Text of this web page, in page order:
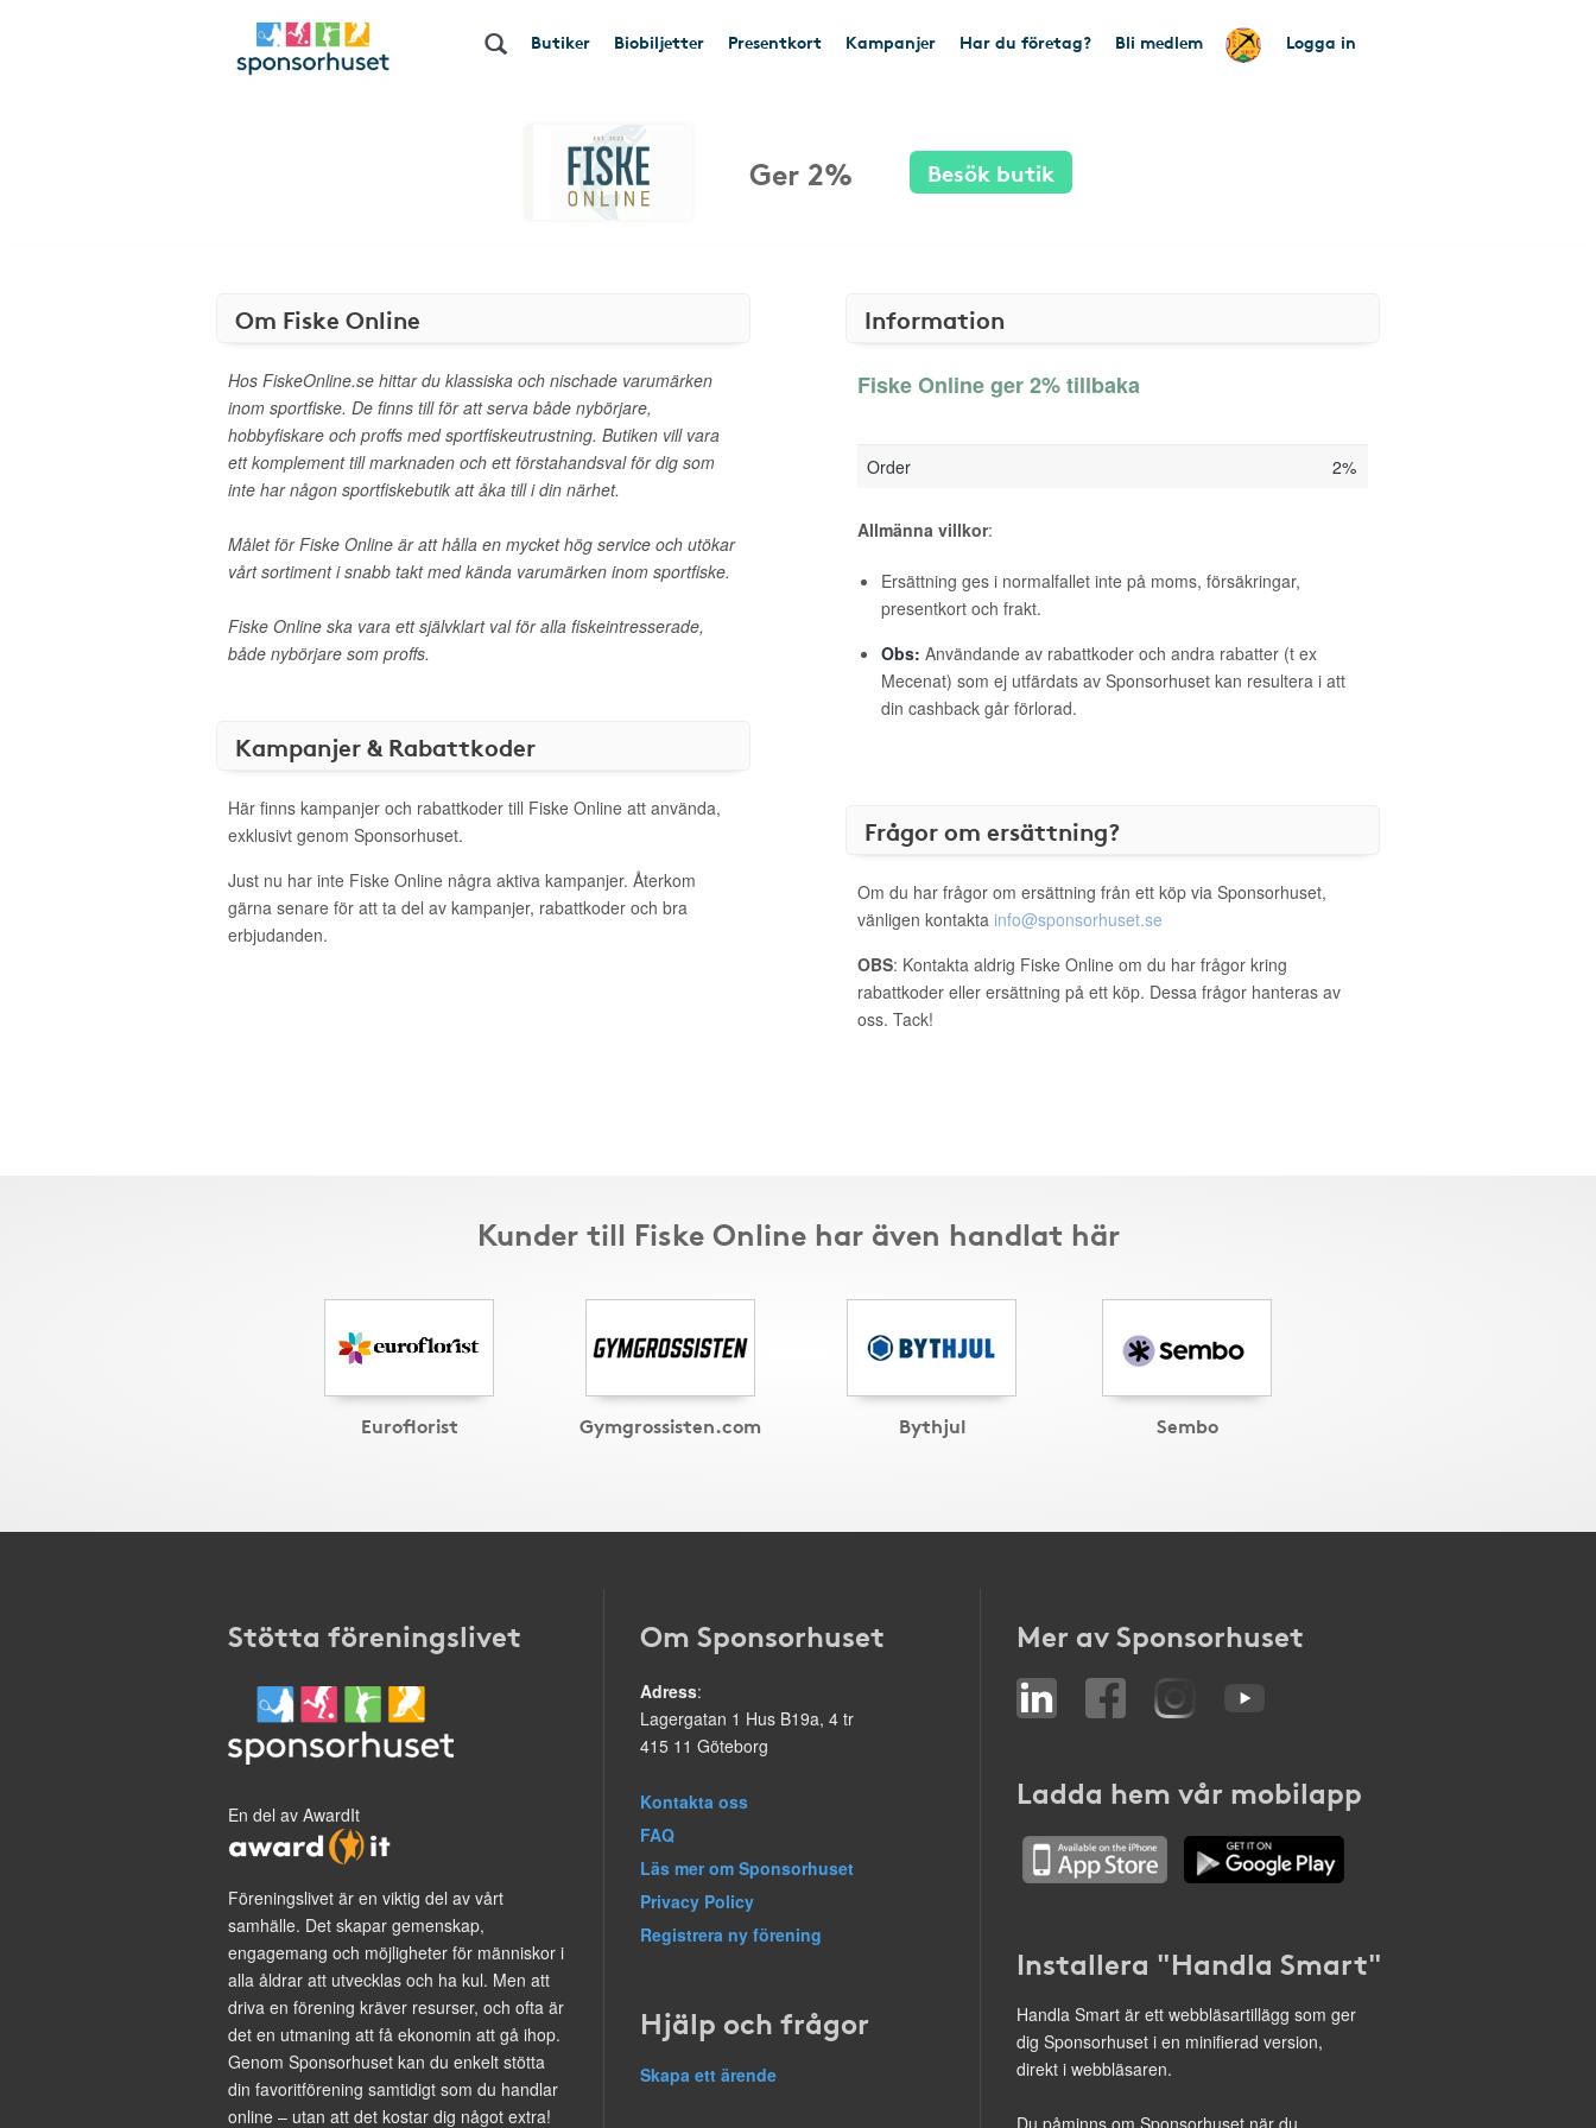
Butiker Biobiljetter Presentkort Kampanjer Har du företag? Bli medlem Logga in
Ger 2% Besök butik
Om Fiske Online
Hos FiskeOnline.se hittar du klassiska och nischade varumärken
inom sportfiske. De finns till för att serva både nybörjare,
hobbyfiskare och proffs med sportfiskeutrustning. Butiken vill vara
ett komplement till marknaden och ett förstahandsval för dig som
inte har någon sportfiskebutik att åka till i din närhet.
Målet för Fiske Online är att hålla en mycket hög service och utökar
vårt sortiment i snabb takt med kända varumärken inom sportfiske.
Fiske Online ska vara ett självklart val för alla fiskeintresserade,
både nybörjare som proffs.
Kampanjer & Rabattkoder
Här finns kampanjer och rabattkoder till Fiske Online att använda,
exklusivt genom Sponsorhuset.
Just nu har inte Fiske Online några aktiva kampanjer. Återkom
gärna senare för att ta del av kampanjer, rabattkoder och bra
erbjudanden.
Information
Fiske Online ger 2% tillbaka
Order 2%
Allmänna villkor:
Ersättning ges i normalfallet inte på moms, försäkringar,
presentkort och frakt.
Obs: Användande av rabattkoder och andra rabatter (t ex
Mecenat) som ej utfärdats av Sponsorhuset kan resultera i att
din cashback går förlorad.
Frågor om ersättning?
Om du har frågor om ersättning från ett köp via Sponsorhuset,
vänligen kontakta info@sponsorhuset.se
OBS: Kontakta aldrig Fiske Online om du har frågor kring
rabattkoder eller ersättning på ett köp. Dessa frågor hanteras av
oss. Tack!
Kunder till Fiske Online har även handlat här
Euroflorist Gymgrossisten.com Bythjul Sembo
Stötta föreningslivet
En del av AwardIt
Föreningslivet är en viktig del av vårt
samhälle. Det skapar gemenskap,
engagemang och möjligheter för människor i
alla åldrar att utvecklas och ha kul. Men att
driva en förening kräver resurser, och ofta är
det en utmaning att få ekonomin att gå ihop.
Genom Sponsorhuset kan du enkelt stötta
din favoritförening samtidigt som du handlar
online – utan att det kostar dig något extra!
Om Sponsorhuset
Adress:
Lagergatan 1 Hus B19a, 4 tr
415 11 Göteborg
Kontakta oss
FAQ
Läs mer om Sponsorhuset
Privacy Policy
Registrera ny förening
Hjälp och frågor
Skapa ett ärende
Mer av Sponsorhuset
Ladda hem vår mobilapp
Installera "Handla Smart"
Handla Smart är ett webbläsartillägg som ger
dig Sponsorhuset i en minifierad version,
direkt i webbläsaren.